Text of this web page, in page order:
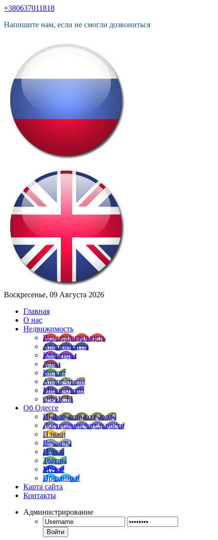
+380637011818
Напишите нам, если не смогли дозвониться
Воскресенье, 09 Августа 2026
Главная
О нас
Недвижимость
Вся недвижимость
Апартаменты
Квартиры
Дома
Виллы
Апарт-отели
Мини-отели
ОФИСЫ
Об Одессе
Информация о городе
Достопримечательности
Пляжи
Вокзалы
Парки
Театры
Музеи
Праздники
Карта сайта
Контакты
Администрирование
Войти